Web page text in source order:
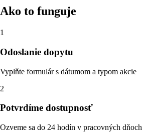
Ako to funguje
1
Odoslanie dopytu
Vyplňte formulár s dátumom a typom akcie
2
Potvrdíme dostupnosť
Ozveme sa do 24 hodín v pracovných dňoch